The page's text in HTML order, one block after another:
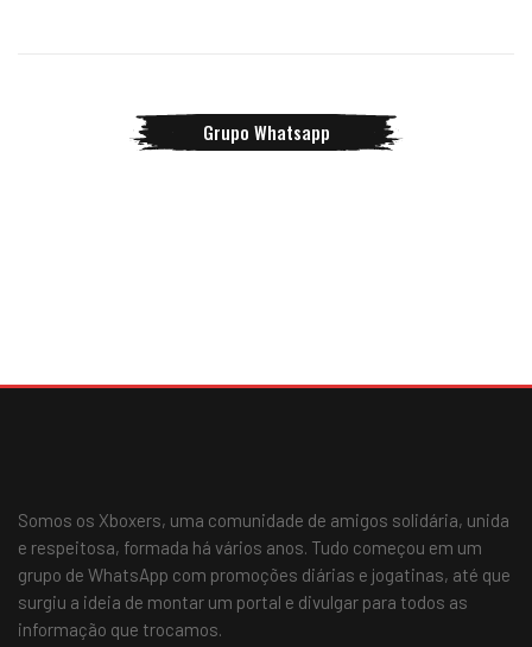
Grupo Whatsapp
Somos os Xboxers, uma comunidade de amigos solidária, unida
e respeitosa, formada há vários anos. Tudo começou em um
grupo de WhatsApp com promoções diárias e jogatinas, até que
surgiu a ideia de montar um portal e divulgar para todos as
informação que trocamos.